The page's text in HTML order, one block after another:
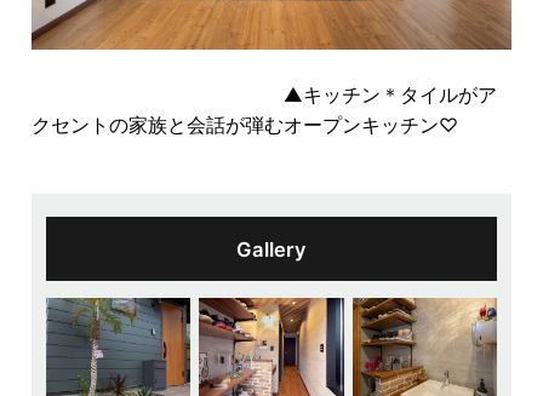
▲キッチン＊タイルがア
クセントの家族と会話が弾むオープンキッチン♡
Gallery